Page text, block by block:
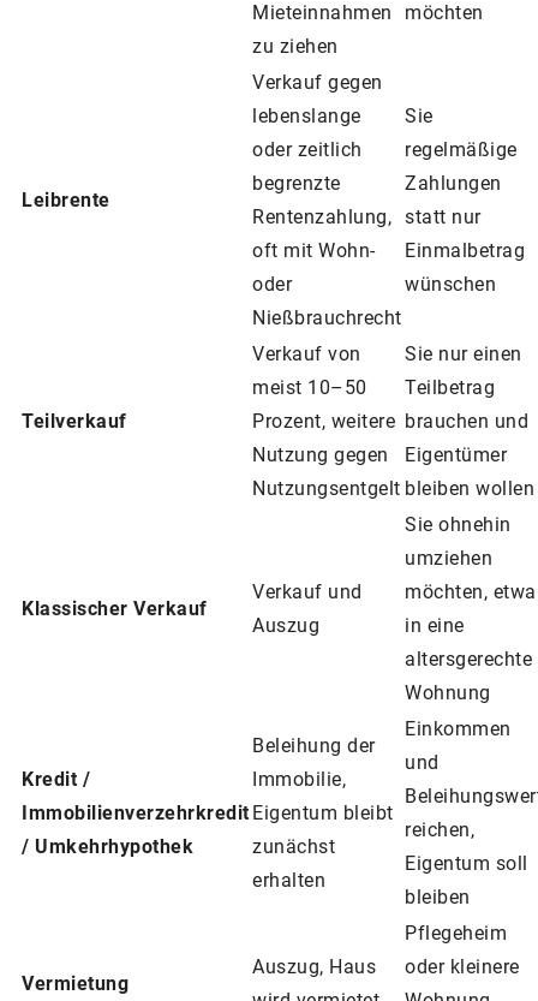
Mieteinnahmen
zu ziehen
möchten
Leibrente
Verkauf gegen
lebenslange
oder zeitlich
begrenzte
Rentenzahlung,
oft mit Wohn-
oder
Nießbrauchrecht
Sie
regelmäßige
Zahlungen
statt nur
Einmalbetrag
wünschen
Teilverkauf
Verkauf von
meist 10–50
Prozent, weitere
Nutzung gegen
Nutzungsentgelt
Sie nur einen
Teilbetrag
brauchen und
Eigentümer
bleiben wollen
Klassischer Verkauf
Verkauf und
Auszug
Sie ohnehin
umziehen
möchten, etwa
in eine
altersgerechte
Wohnung
Kredit /
Immobilienverzehrkredit
/ Umkehrhypothek
Beleihung der
Immobilie,
Eigentum bleibt
zunächst
erhalten
Einkommen
und
reichen,
Eigentum soll
bleiben
Vermietung
Auszug, Haus
Pflegeheim
oder kleinere